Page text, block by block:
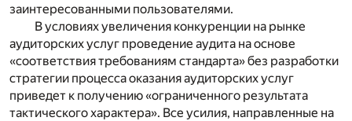
заинтересованными пользователями.
В условиях увеличения конкуренции на рынке
аудиторских услуг проведение аудита на основе
«соответствия требованиям стандарта» без разработки
стратегии процесса оказания аудиторских услуг
приведет к получению «ограниченного результата
тактического характера». Все усилия, направленные на